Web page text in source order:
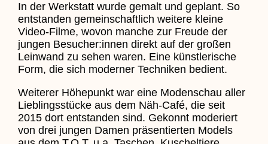
In der Werkstatt wurde gemalt und geplant. So
entstanden gemeinschaftlich weitere kleine
Video-Filme, wovon manche zur Freude der
jungen Besucher:innen direkt auf der großen
Leinwand zu sehen waren. Eine künstlerische
Form, die sich moderner Techniken bedient.
Weiterer Höhepunkt war eine Modenschau aller
Lieblingsstücke aus dem Näh-Café, die seit
2015 dort entstanden sind. Gekonnt moderiert
von drei jungen Damen präsentierten Models